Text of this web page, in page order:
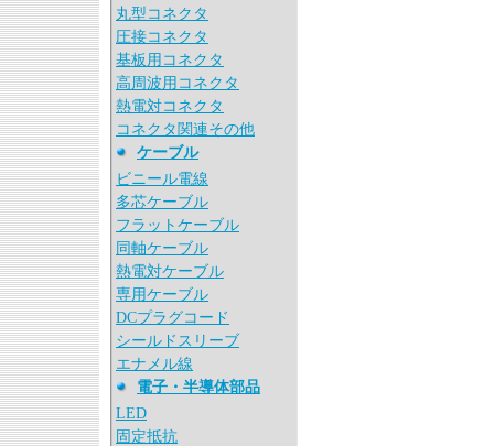
丸型コネクタ
圧接コネクタ
基板用コネクタ
高周波用コネクタ
熱電対コネクタ
コネクタ関連その他
ケーブル
ビニール電線
多芯ケーブル
フラットケーブル
同軸ケーブル
熱電対ケーブル
専用ケーブル
DCプラグコード
シールドスリーブ
エナメル線
電子・半導体部品
LED
固定抵抗